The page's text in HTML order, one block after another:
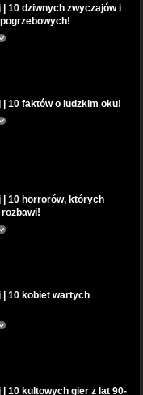
| 10 dziwnych zwyczajów i
| 10 faktów o ludzkim oku!
| 10 horrorów, których
rozbawi!
| 10 kobiet wartych
| 10 kultowych gier z lat 90-